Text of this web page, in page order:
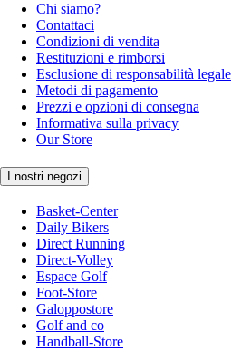
Chi siamo?
Contattaci
Condizioni di vendita
Restituzioni e rimborsi
Esclusione di responsabilità legale
Metodi di pagamento
Prezzi e opzioni di consegna
Informativa sulla privacy
Our Store
I nostri negozi
Basket-Center
Daily Bikers
Direct Running
Direct-Volley
Espace Golf
Foot-Store
Galoppostore
Golf and co
Handball-Store